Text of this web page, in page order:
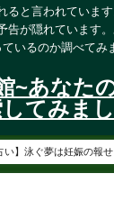
ると言われていま
告が隠れています
いるのか調べてみ
~あなた
してみま
い】泳ぐ夢は妊娠の報